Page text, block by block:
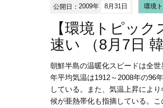
公開日：2009年 8月31日 環境
【環境トピッ
速い （8月7日
朝鮮半島の温暖化スピードは全
年平均気温は1912～2008年の96
している。また、気温上昇によ
候が亜熱帯化も指摘している。